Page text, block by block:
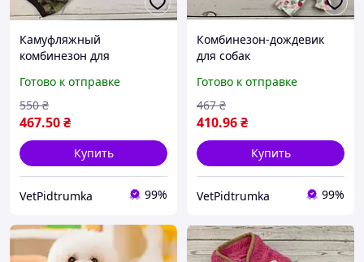
Камуфляжный
комбинезон для
камуфляжный костюм M -
L
Готово к отправке
467.50₴
550 ₴
Купить
VetPidtrumka 99%
Комбинезон-дождевик
для собак
одежда для питомцев,
защита от грязи и дождя
M - L
Готово к отправке
410.96₴
467 ₴
Купить
VetPidtrumka 99%